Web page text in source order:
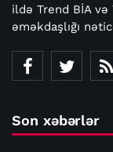
ildə Trend BİA
əməkdaşlığı
Son xəbərlər